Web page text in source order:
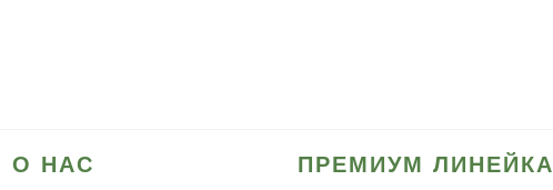
О НАС
ПРЕМИУМ ЛИНЕЙКА